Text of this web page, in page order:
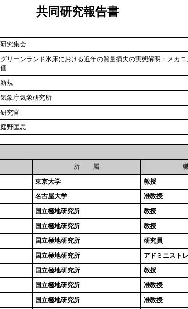
共同研究報告書
研究集会
グリーンランド氷床における近年の質量損失の実態解明：メカ
価
新規
気象庁気象研究所
研究官
庭野匡思
所 属
東京大学
教授
名古屋大学
准教授
国立極地研究所
教授
国立極地研究所
教授
国立極地研究所
研究員
国立極地研究所
アドミニスト
国立極地研究所
教授
国立極地研究所
准教授
国立極地研究所
准教授